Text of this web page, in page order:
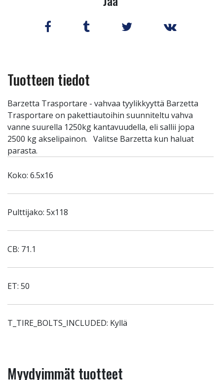
Tuotteen tiedot
Barzetta Trasportare - vahvaa tyylikkyyttä Barzetta
Trasportare on pakettiautoihin suunniteltu vahva
vanne suurella 1250kg kantavuudella, eli sallii jopa
2500 kg akselipainon. Valitse Barzetta kun haluat
parasta.
Koko: 6.5x16
Pulttijako: 5x118
CB: 71.1
ET: 50
T_TIRE_BOLTS_INCLUDED: Kyllä
Myydyimmät tuotteet